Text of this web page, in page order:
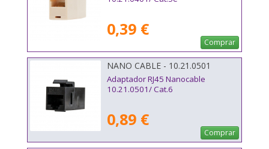
0,39 €
Comprar
NANO CABLE - 10.21.0501
Adaptador RJ45 Nanocable
10.21.0501/ Cat.6
0,89 €
Comprar